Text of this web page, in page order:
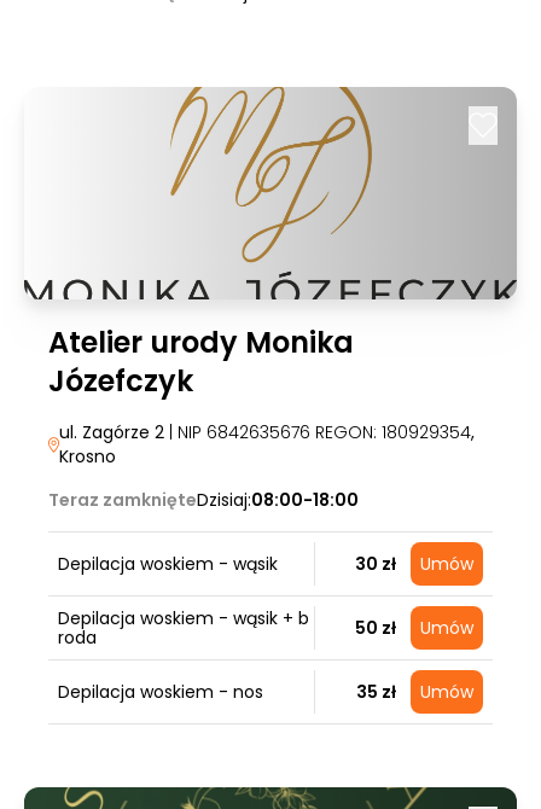
Atelier urody Monika
Józefczyk
ul. Zagórze 2 | NIP 6842635676 REGON: 180929354,
Krosno
Teraz zamknięteDzisiaj:08:00-18:00
Depilacja woskiem - wąsik 30 zł Umów
Depilacja woskiem - wąsik + b
roda
50 zł Umów
Depilacja woskiem - nos 35 zł Umów